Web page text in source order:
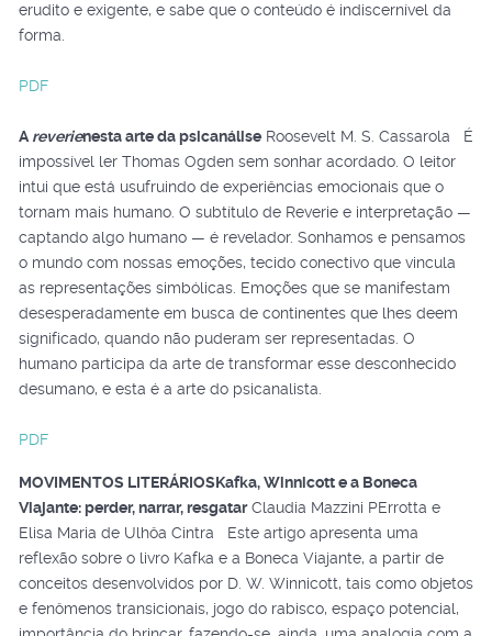
erudito e exigente, e sabe que o conteúdo é indiscernível da
forma.
PDF
A reverienesta arte da psicanálise Roosevelt M. S. Cassarola É
impossível ler Thomas Ogden sem sonhar acordado. O leitor
intui que está usufruindo de experiências emocionais que o
tornam mais humano. O subtítulo de Reverie e interpretação —
captando algo humano — é revelador. Sonhamos e pensamos
o mundo com nossas emoções, tecido conectivo que vincula
as representações simbólicas. Emoções que se manifestam
desesperadamente em busca de continentes que lhes deem
significado, quando não puderam ser representadas. O
humano participa da arte de transformar esse desconhecido
desumano, e esta é a arte do psicanalista.
PDF
MOVIMENTOS LITERÁRIOSKafka, Winnicott e a Boneca
Viajante: perder, narrar, resgatarClaudia Mazzini PErrotta e
Elisa Maria de Ulhôa Cintra Este artigo apresenta uma
reflexão sobre o livro Kafka e a Boneca Viajante, a partir de
conceitos desenvolvidos por D. W. Winnicott, tais como objetos
e fenômenos transicionais, jogo do rabisco, espaço potencial,